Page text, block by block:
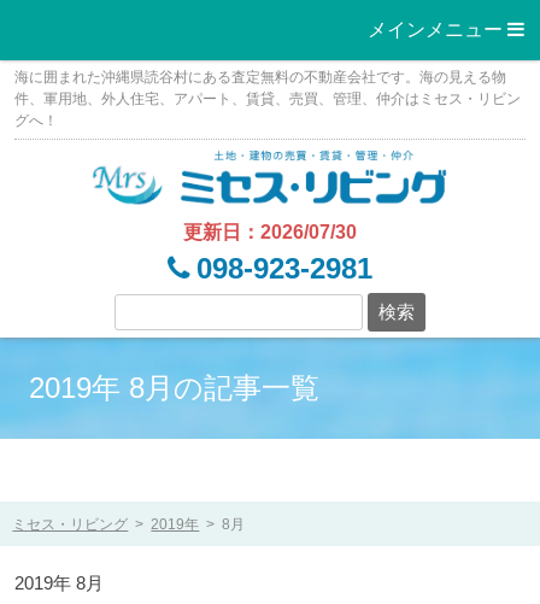
メインメニュー 
Skip
content
海に囲まれた沖縄県読谷村にある査定無料の不動産会社です。海の見える物
件、軍用地、外人住宅、アパート、賃貸、売買、管理、仲介はミセス・リビン
グへ！
更新日：2026/07/30
098-923-2981
2019年 8月の記事一覧
ミセス・リビング > 2019年 > 8月
2019年 8月